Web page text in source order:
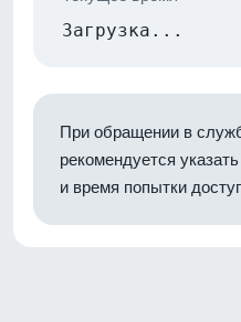
Загрузка...
При обращении в
рекомендуется
и время попытки